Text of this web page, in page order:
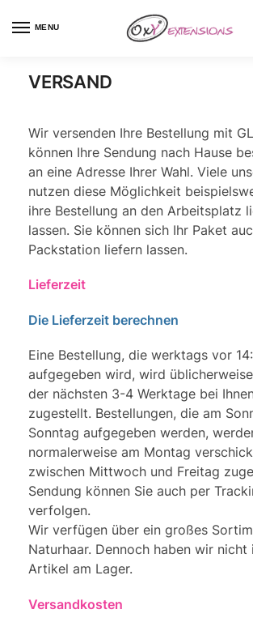
MENU
VERSAND
Wir versenden Ihre Bestellung mit
können Ihre Sendung nach Hause
an eine Adresse Ihrer Wahl. Viele
nutzen diese Möglichkeit
ihre Bestellung an den Arbeitsplatz
lassen. Sie können sich Ihr Paket
Packstation liefern lassen.
Lieferzeit
Die Lieferzeit berechnen
Eine Bestellung, die werktags vor
aufgegeben wird, wird
der nächsten 3-4 Werktage bei
zugestellt. Bestellungen, die am
Sonntag aufgegeben werden,
normalerweise am Montag
zwischen Mittwoch und Freitag
Sendung können Sie auch per
verfolgen.
Wir verfügen über ein großes
Naturhaar. Dennoch haben wir nicht
Artikel am Lager.
Versandkosten